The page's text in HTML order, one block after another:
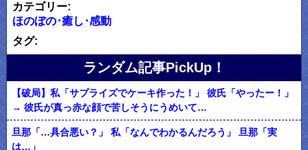
カテゴリー:
ほのぼの･癒し･感動
タグ:
ランダム記事PickUp！
【破局】私「サプライズでケーキ作った！」 彼氏「やったー！」
→ 彼氏が真っ赤な顔で苦しそうにうめいて…
旦那「…具合悪い？」 私「なんでわかるんだろう」 旦那「実
は…」